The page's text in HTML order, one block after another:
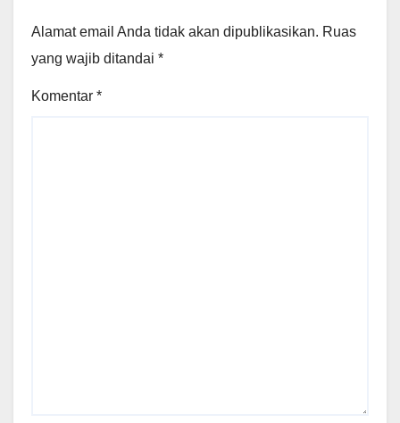
Alamat email Anda tidak akan dipublikasikan. Ruas
yang wajib ditandai *
Komentar *